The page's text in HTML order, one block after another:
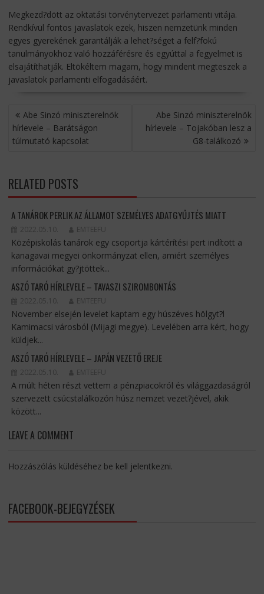
Megkezd?dött az oktatási törvénytervezet parlamenti vitája.
Rendkívül fontos javaslatok ezek, hiszen nemzetünk minden
egyes gyerekének garantálják a lehet?séget a felf?fokú
tanulmányokhoz való hozzáférésre és egyúttal a fegyelmet is
elsajátíthatják. Eltökéltem magam, hogy mindent megteszek a
javaslatok parlamenti elfogadásáért.
BEJEGYZÉS
NAVIGÁCIÓ
Abe Sinzó miniszterelnök
hírlevele – Barátságon
túlmutató kapcsolat
Abe Sinzó miniszterelnök
hírlevele – Tojakóban lesz a
G8-találkozó
RELATED POSTS
A TANÁROK PERLIK AZ ÁLLAMOT SZEMÉLYES ADATGYŰJTÉS MIATT
2022.05.10. EMTEEFU
Középiskolás tanárok egy csoportja kártérítési pert indított a
kanagavai megyei önkormányzat ellen, amiért személyes
információkat gy?jtöttek...
ASZÓ TARÓ HÍRLEVELE – TAVASZI SZIROMBONTÁS
2022.05.10. EMTEEFU
November elsején levelet kaptam egy húszéves hölgyt?l
Kamimacsi városból (Mijagi megye). Levelében arra kért, hogy
küldjek...
ASZÓ TARÓ HÍRLEVELE – JAPÁN VEZETŐ EREJE
2022.05.10. EMTEEFU
A múlt héten részt vettem a pénzpiacokról és világgazdaságról
szervezett csúcstalálkozón húsz nemzet vezet?jével, akik
között...
LEAVE A COMMENT
Hozzászólás küldéséhez be kell jelentkezni.
FACEBOOK-BEJEGYZÉSEK